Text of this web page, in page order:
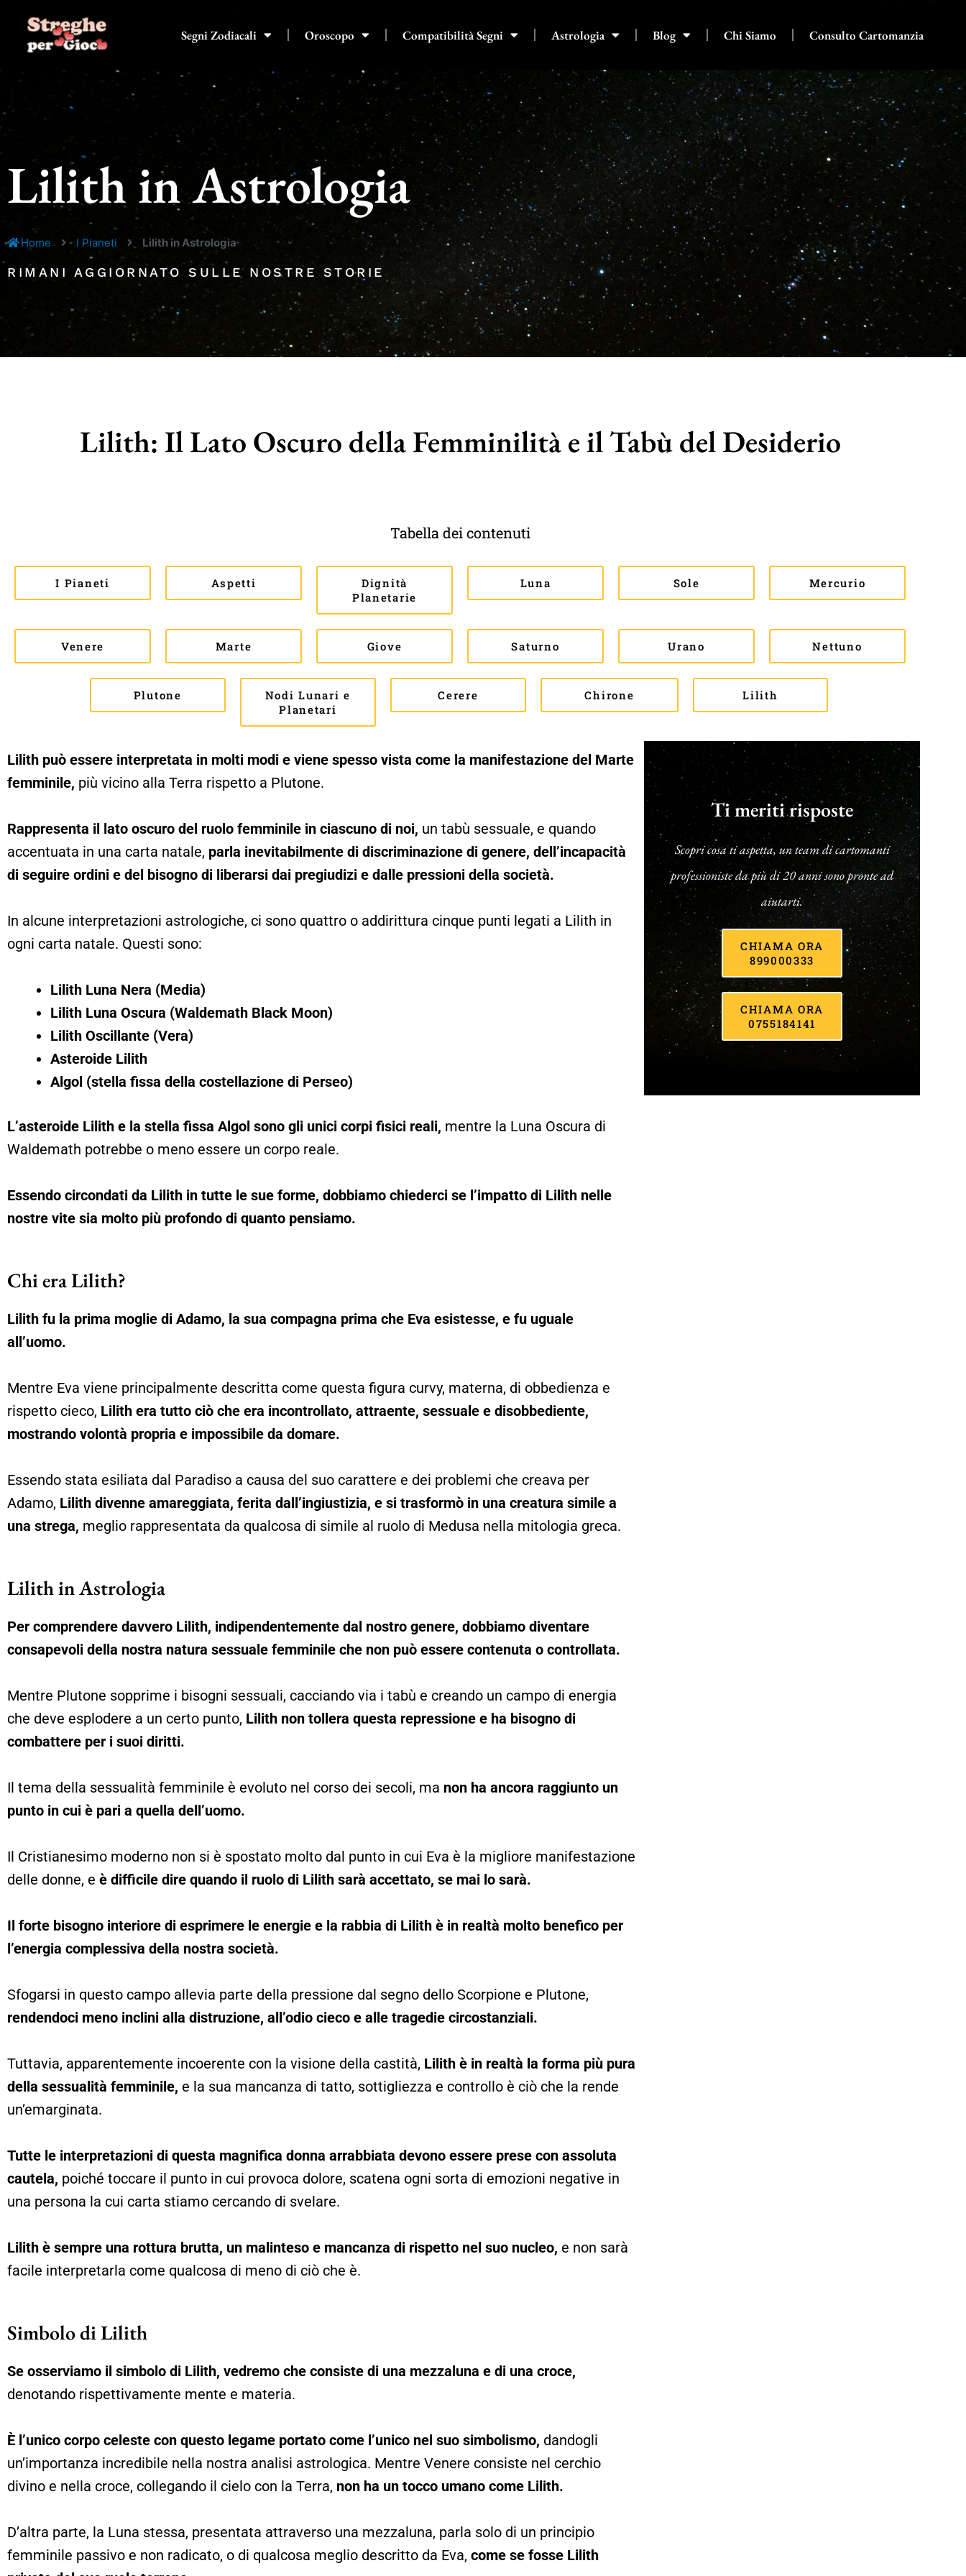
contenuto
Segni Zodiacali Oroscopo Compatibilità Segni Astrologia Blog Chi Siamo Consulto Cartomanzia
Lilith in Astrologia
Home I Pianeti Lilith in Astrologia
RIMANI AGGIORNATO SULLE NOSTRE STORIE
Lilith: Il Lato Oscuro della Femminilità e il Tabù del Desiderio
Tabella dei contenuti
I Pianeti Aspetti
Dignità
Planetarie
Luna Sole Mercurio
Venere Marte Giove Saturno Urano Nettuno
Plutone
Nodi Lunari e
Planetari
Cerere Chirone Lilith
Lilith può essere interpretata in molti modi e viene spesso vista come la manifestazione del Marte
femminile, più vicino alla Terra rispetto a Plutone.
Rappresenta il lato oscuro del ruolo femminile in ciascuno di noi, un tabù sessuale, e quando
accentuata in una carta natale, parla inevitabilmente di discriminazione di genere, dell’incapacità
di seguire ordini e del bisogno di liberarsi dai pregiudizi e dalle pressioni della società.
In alcune interpretazioni astrologiche, ci sono quattro o addirittura cinque punti legati a Lilith in
ogni carta natale. Questi sono:
Lilith Luna Nera (Media)
Lilith Luna Oscura (Waldemath Black Moon)
Lilith Oscillante (Vera)
Asteroide Lilith
Algol (stella fissa della costellazione di Perseo)
L’asteroide Lilith e la stella fissa Algol sono gli unici corpi fisici reali, mentre la Luna Oscura di
Waldemath potrebbe o meno essere un corpo reale.
Essendo circondati da Lilith in tutte le sue forme, dobbiamo chiederci se l’impatto di Lilith nelle
nostre vite sia molto più profondo di quanto pensiamo.
Chi era Lilith?
Lilith fu la prima moglie di Adamo, la sua compagna prima che Eva esistesse, e fu uguale
all’uomo.
Mentre Eva viene principalmente descritta come questa figura curvy, materna, di obbedienza e
rispetto cieco, Lilith era tutto ciò che era incontrollato, attraente, sessuale e disobbediente,
mostrando volontà propria e impossibile da domare.
Essendo stata esiliata dal Paradiso a causa del suo carattere e dei problemi che creava per
Adamo, Lilith divenne amareggiata, ferita dall’ingiustizia, e si trasformò in una creatura simile a
una strega, meglio rappresentata da qualcosa di simile al ruolo di Medusa nella mitologia greca.
Lilith in Astrologia
Per comprendere davvero Lilith, indipendentemente dal nostro genere, dobbiamo diventare
consapevoli della nostra natura sessuale femminile che non può essere contenuta o controllata.
Mentre Plutone sopprime i bisogni sessuali, cacciando via i tabù e creando un campo di energia
che deve esplodere a un certo punto, Lilith non tollera questa repressione e ha bisogno di
combattere per i suoi diritti.
Il tema della sessualità femminile è evoluto nel corso dei secoli, ma non ha ancora raggiunto un
punto in cui è pari a quella dell’uomo.
Il Cristianesimo moderno non si è spostato molto dal punto in cui Eva è la migliore manifestazione
delle donne, e è difficile dire quando il ruolo di Lilith sarà accettato, se mai lo sarà.
Il forte bisogno interiore di esprimere le energie e la rabbia di Lilith è in realtà molto benefico per
l’energia complessiva della nostra società.
Sfogarsi in questo campo allevia parte della pressione dal segno dello Scorpione e Plutone,
rendendoci meno inclini alla distruzione, all’odio cieco e alle tragedie circostanziali.
Tuttavia, apparentemente incoerente con la visione della castità, Lilith è in realtà la forma più pura
della sessualità femminile, e la sua mancanza di tatto, sottigliezza e controllo è ciò che la rende
un’emarginata.
Tutte le interpretazioni di questa magnifica donna arrabbiata devono essere prese con assoluta
cautela, poiché toccare il punto in cui provoca dolore, scatena ogni sorta di emozioni negative in
una persona la cui carta stiamo cercando di svelare.
Lilith è sempre una rottura brutta, un malinteso e mancanza di rispetto nel suo nucleo, e non sarà
facile interpretarla come qualcosa di meno di ciò che è.
Simbolo di Lilith
Se osserviamo il simbolo di Lilith, vedremo che consiste di una mezzaluna e di una croce,
denotando rispettivamente mente e materia.
È l’unico corpo celeste con questo legame portato come l’unico nel suo simbolismo, dandogli
un’importanza incredibile nella nostra analisi astrologica. Mentre Venere consiste nel cerchio
divino e nella croce, collegando il cielo con la Terra, non ha un tocco umano come Lilith.
D’altra parte, la Luna stessa, presentata attraverso una mezzaluna, parla solo di un principio
femminile passivo e non radicato, o di qualcosa meglio descritto da Eva, come se fosse Lilith
Ti meriti risposte
Scopri cosa ti aspetta, un team di cartomanti
professioniste da più di 20 anni sono pronte ad
aiutarti.
CHIAMA ORA
899000333
CHIAMA ORA
0755184141